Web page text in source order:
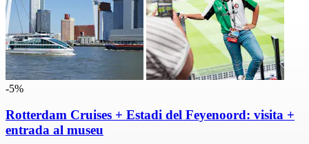
-5%
Rotterdam Cruises + Estadi del Feyenoord: visita +
entrada al museu